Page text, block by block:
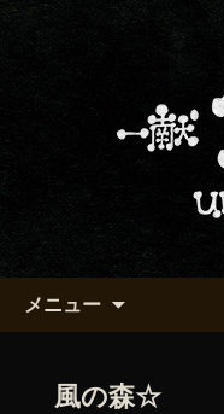
京都・五条
める「一
京都・五条烏
るうる」から
メニュー
風の森☆